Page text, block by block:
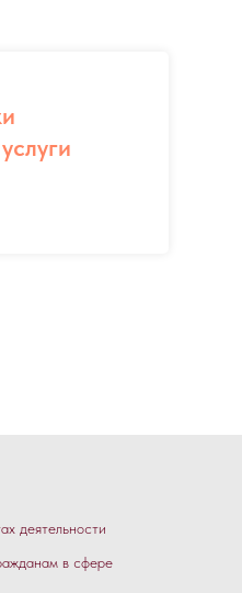
деятельности
в сфере